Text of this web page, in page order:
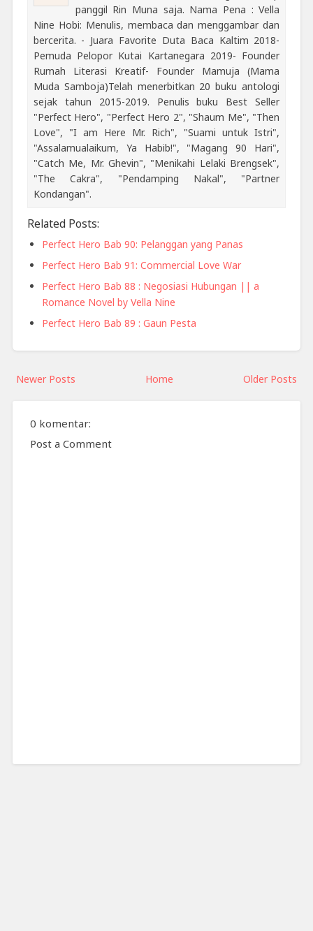
panggil Rin Muna saja. Nama Pena : Vella
Nine Hobi: Menulis, membaca dan menggambar dan
bercerita. - Juara Favorite Duta Baca Kaltim 2018-
Pemuda Pelopor Kutai Kartanegara 2019- Founder
Rumah Literasi Kreatif- Founder Mamuja (Mama
Muda Samboja)Telah menerbitkan 20 buku antologi
sejak tahun 2015-2019. Penulis buku Best Seller
"Perfect Hero", "Perfect Hero 2", "Shaum Me", "Then
Love", "I am Here Mr. Rich", "Suami untuk Istri",
"Assalamualaikum, Ya Habib!", "Magang 90 Hari",
"Catch Me, Mr. Ghevin", "Menikahi Lelaki Brengsek",
"The Cakra", "Pendamping Nakal", "Partner
Kondangan".
Related Posts:
Perfect Hero Bab 90: Pelanggan yang Panas
Perfect Hero Bab 91: Commercial Love War
Perfect Hero Bab 88 : Negosiasi Hubungan || a
Romance Novel by Vella Nine
Perfect Hero Bab 89 : Gaun Pesta
Newer Posts Older Posts
Home
0 komentar:
Post a Comment